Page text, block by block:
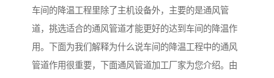
车间的降温工程里除了主机设备外，主要的是通风管
道，挑选适合的通风管道才能更好的达到车间的降温作
用。下面为我们解释为什么说车间的降温工程中的通风
管道作用很重要，下面通风管道加工厂家为您介绍。由